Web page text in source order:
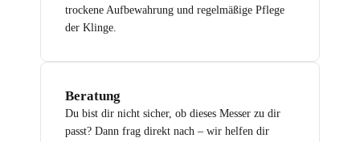
trockene Aufbewahrung und regelmäßige Pflege
der Klinge.
Beratung
Du bist dir nicht sicher, ob dieses Messer zu dir
passt? Dann frag direkt nach – wir helfen dir